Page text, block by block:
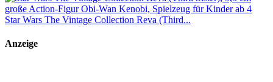
Star Wars The Vintage Collection Reva (Third...
Anzeige